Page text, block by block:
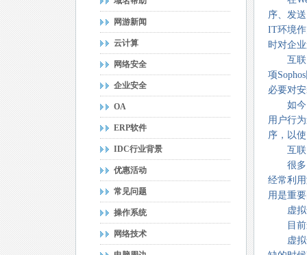
网游新闻
云计算
网络安全
企业安全
OA
ERP软件
IDC行业背景
优惠活动
常见问题
操作系统
网络技术
序、发
IT环境
时对企
互联网
项
必要对
如今，
用户行
序，以
互联
很多员
经常利
用是重
虚拟
目前最
虚拟化